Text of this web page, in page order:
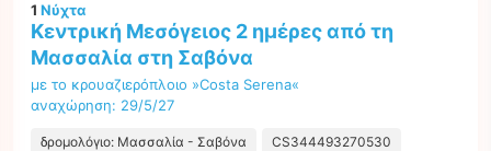
1 Νύχτα
Κεντρική Μεσόγειος 2 ημέρες από τη
Μασσαλία στη Σαβόνα
με το κρουαζιερόπλοιο »Costa Serena«
αναχώρηση: 29/5/27
δρομολόγιο: Μασσαλία - Σαβόνα CS344493270530